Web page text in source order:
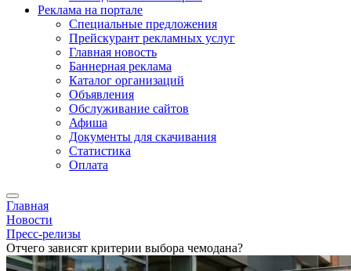
Реклама на портале
Специальные предложения
Прейскурант рекламных услуг
Главная новость
Баннерная реклама
Каталог организаций
Объявления
Обслуживание сайтов
Афиша
Документы для скачивания
Статистика
Оплата
Главная
Новости
Пресс-релизы
Отчего зависят критерии выбора чемодана?